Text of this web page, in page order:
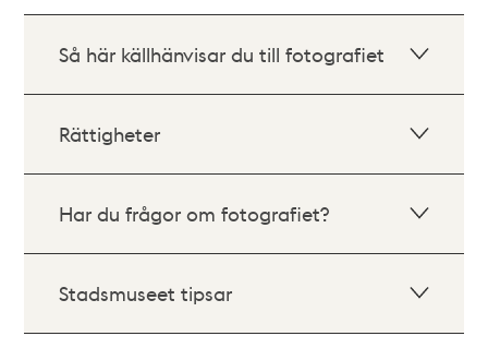
Så här källhänvisar du till fotografiet
Rättigheter
Har du frågor om fotografiet?
Stadsmuseet tipsar